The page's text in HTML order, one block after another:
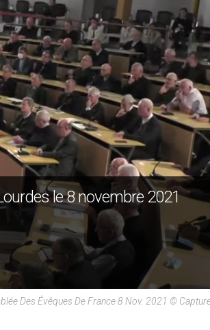
le 8 novembre 2021
Des Évêques De France 8 Nov. 2021 ©